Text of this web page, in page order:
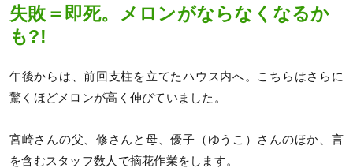
失敗＝即死。メロンがならなくなるか
も?!
午後からは、前回支柱を立てたハウス内へ。こちらはさらに
驚くほどメロンが高く伸びていました。
宮崎さんの父、修さんと母、優子（ゆうこ）さんのほか、言
を含むスタッフ数人で摘花作業をします。